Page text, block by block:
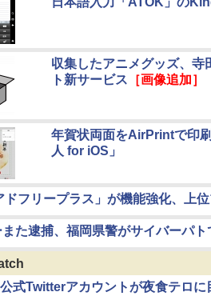
収集したアニメグッズ、寺
ト新サービス ［画像追加］
年賀状両面をAirPrintで印
人 for iOS」
フリープラス」が機能強化、上
た逮捕、福岡県警がサイバーパ
公式Twitterアカウントが夜食テロ